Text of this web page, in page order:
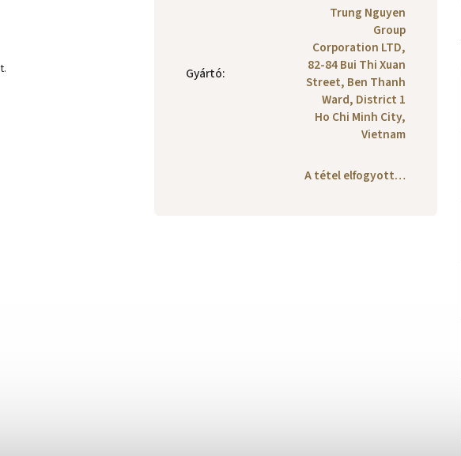
Gyártó:
Trung Nguyen
Group
Corporation LTD,
82-84 Bui Thi Xuan
Street, Ben Thanh
Ward, District 1
Ho Chi Minh City,
Vietnam
A tétel elfogyott…